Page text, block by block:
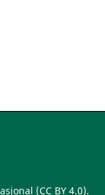
(CC BY 4.0).